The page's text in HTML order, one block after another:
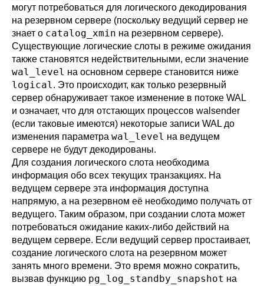
могут потребоваться для логического декодирования
на резервном сервере (поскольку ведущий сервер не
знает о catalog_xmin на резервном сервере).
Существующие логические слоты в режиме ожидания
также становятся недействительными, если значение
wal_level на основном сервере становится ниже
logical. Это происходит, как только резервный
сервер обнаруживает такое изменение в потоке WAL
и означает, что для отстающих процессов walsender
(если таковые имеются) некоторые записи WAL до
изменения параметра wal_level на ведущем
сервере не будут декодированы.
Для создания логического слота необходима
информация обо всех текущих транзакциях. На
ведущем сервере эта информация доступна
напрямую, а на резервном её необходимо получать от
ведущего. Таким образом, при создании слота может
потребоваться ожидание каких-либо действий на
ведущем сервере. Если ведущий сервер простаивает,
создание логического слота на резервном может
занять много времени. Это время можно сократить,
вызвав функцию pg_log_standby_snapshot на